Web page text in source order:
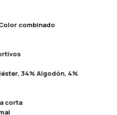
combinado
34% Algodón, 4%
corta